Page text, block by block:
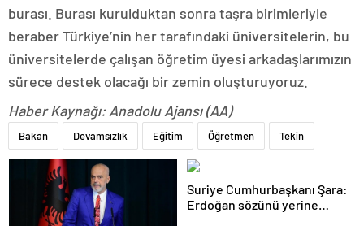
burası. Burası kurulduktan sonra taşra birimleriyle
beraber Türkiye’nin her tarafındaki üniversitelerin, bu
üniversitelerde çalışan öğretim üyesi arkadaşlarımızın
sürece destek olacağı bir zemin oluşturuyoruz.
Haber Kaynağı: Anadolu Ajansı (AA)
Bakan Devamsızlık Eğitim Öğretmen Tekin
Suriye Cumhurbaşkanı Şara:
Erdoğan sözünü yerine